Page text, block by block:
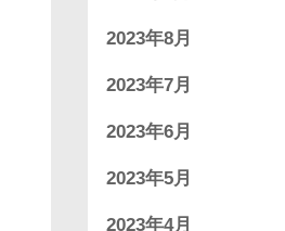
2023年8月
2023年7月
2023年6月
2023年5月
2023年4月